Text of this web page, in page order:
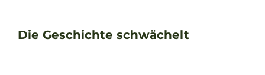
Die Geschichte schwächelt